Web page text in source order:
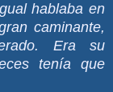
hablaba en
caminante,
Era su
tenía que